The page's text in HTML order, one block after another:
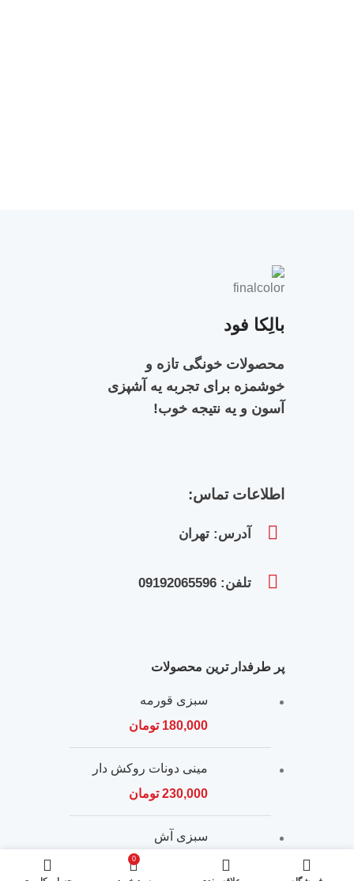
بالِکا فود
محصولات خونگی تازه و
خوشمزه برای تجربه‌ یه آشپزی
آسون و یه نتیجه خوب!
اطلاعات تماس:
آدرس: تهران
تلفن: 09192065596
پر طرفدار ترین محصولات
سبزی قورمه
180,000 تومان
مینی دونات روکش دار
230,000 تومان
سبزی آش
تومان0